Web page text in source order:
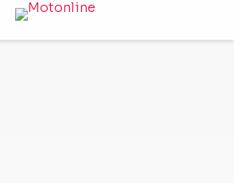
- Pire nesta Meteor 350